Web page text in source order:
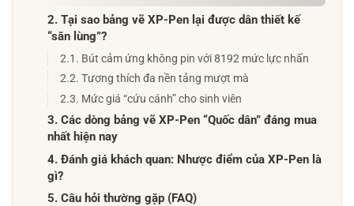
2. Tại sao bảng vẽ XP-Pen lại được dân thiết kế
“săn lùng”?
2.1. Bút cảm ứng không pin với 8192 mức lực nhấn
2.2. Tương thích đa nền tảng mượt mà
2.3. Mức giá “cứu cánh” cho sinh viên
3. Các dòng bảng vẽ XP-Pen “Quốc dân” đáng mua
nhất hiện nay
4. Đánh giá khách quan: Nhược điểm của XP-Pen là
gì?
5. Câu hỏi thường gặp (FAQ)